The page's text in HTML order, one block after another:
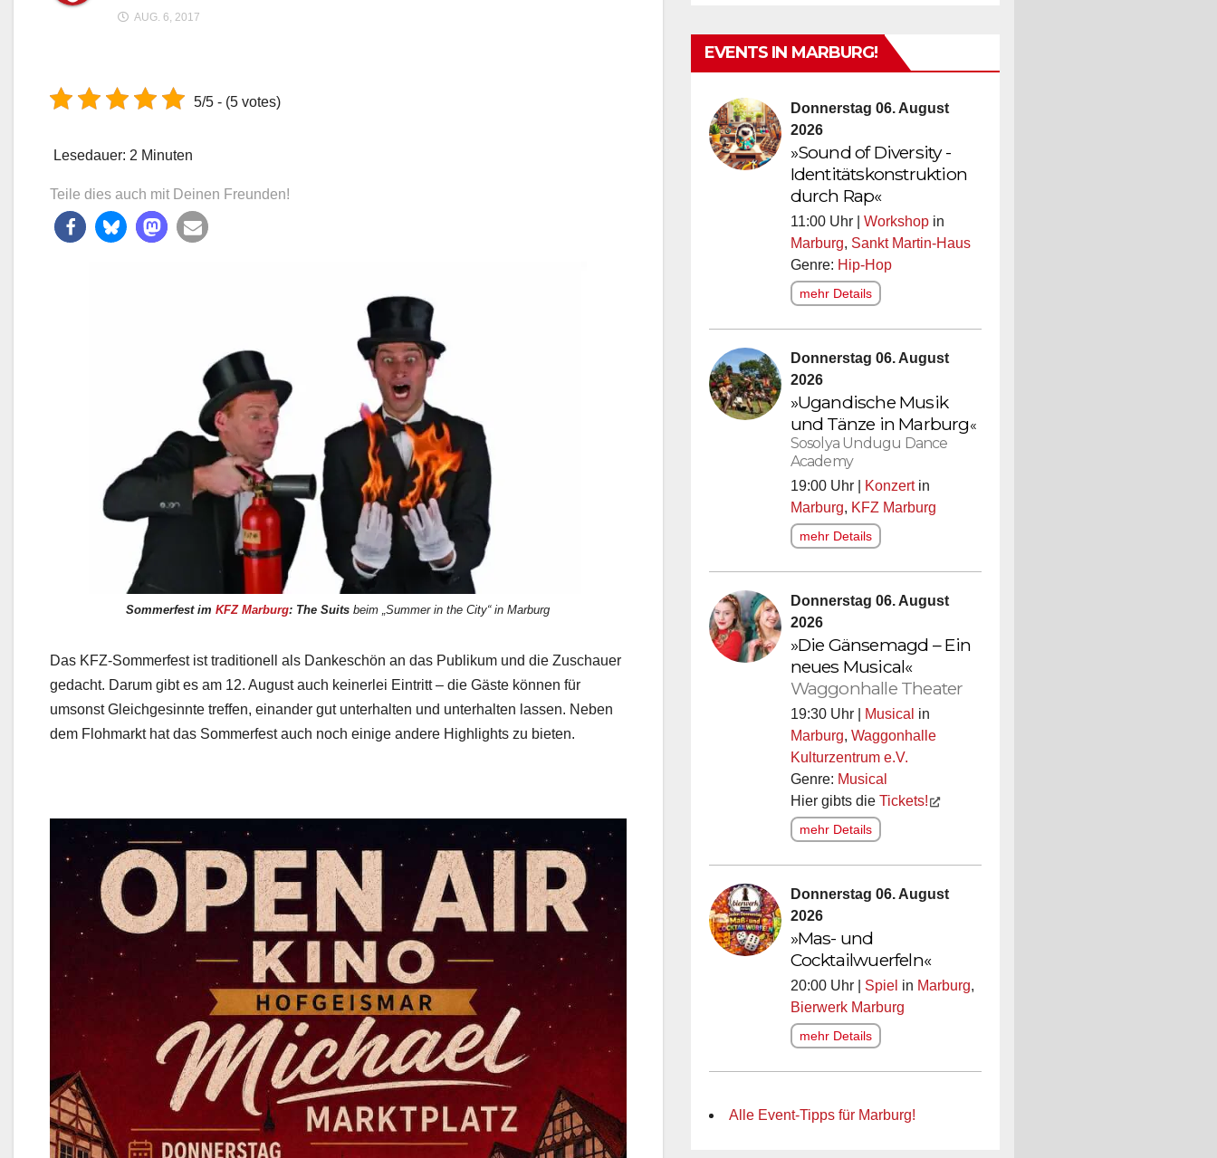
AUG. 6, 2017
5/5 - (5 votes)
Lesedauer: 2 Minuten
Teile dies auch mit Deinen Freunden!
Sommerfest imKFZ Marburg: The Suits beim „Summer in the City“ in Marburg
Das KFZ-Sommerfest ist traditionell als Dankeschön an das Publikum und die Zuschauer
gedacht. Darum gibt es am 12. August auch keinerlei Eintritt – die Gäste können für
umsonst Gleichgesinnte treffen, einander gut unterhalten und unterhalten lassen. Neben
dem Flohmarkt hat das Sommerfest auch noch einige andere Highlights zu bieten.
EVENTS IN MARBURG!
Donnerstag 06. August
2026
»Sound of Diversity -
Identitätskonstruktion
durch Rap«
11:00 Uhr | Workshopin
Marburg, Sankt Martin-Haus
Genre: Hip-Hop
mehr Details
Donnerstag 06. August
2026
»Ugandische Musik
und Tänze in Marburg«
Sosolya Undugu Dance
Academy
19:00 Uhr | Konzertin
Marburg, KFZ Marburg
mehr Details
Donnerstag 06. August
2026
»Die Gänsemagd – Ein
neues Musical«
Waggonhalle Theater
19:30 Uhr | Musical in
Marburg, Waggonhalle
Kulturzentrum e.V.
Genre: Musical
Hier gibts die Tickets!
mehr Details
Donnerstag 06. August
2026
»Mas- und
Cocktailwuerfeln«
20:00 Uhr | Spiel in Marburg,
Bierwerk Marburg
mehr Details
Alle Event-Tipps für Marburg!